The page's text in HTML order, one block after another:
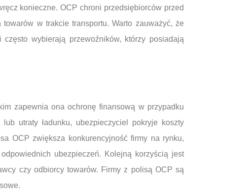
konieczne. OCP chroni przedsiębiorców przed
w trakcie transportu. Warto zauważyć, że
wybierają przewoźników, którzy posiadają
zapewnia ona ochronę finansową w przypadku
utraty ładunku, ubezpieczyciel pokryje koszty
OCP zwiększa konkurencyjność firmy na rynku,
ubezpieczeń. Kolejną korzyścią jest
czy odbiorcy towarów. Firmy z polisą OCP są